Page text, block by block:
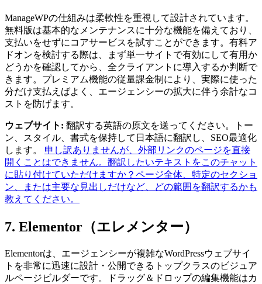
ManageWPの仕組みは柔軟性を重視して設計されています。
無料版は基本的なメンテナンスに十分な機能を備えており、
支払いをせずにコアサービスを試すことができます。有料ア
ドオンを検討する際は、まず単一サイトで有効にして有用か
どうかを確認してから、全クライアントに導入するか判断で
きます。プレミアム機能の従量課金制により、実際に使った
分だけ支払えばよく、エージェンシーの拡大に伴う余計なコ
ストを防げます。
ウェブサイト: 翻訳する英語の原文を送ってください。トー
ン、スタイル、書式を保持して日本語に翻訳し、SEO最適化
します。 申し訳ありませんが、外部リンクのページを直接
開くことはできません。翻訳したいテキストをこのチャット
に貼り付けていただけますか？ページ全体、特定のセクショ
ン、または主要な見出しだけなど、どの範囲を翻訳するかも
教えてください。
7. Elementor（エレメンター）
Elementorは、エージェンシーが複雑なWordPressウェブサイ
トを非常に迅速に設計・公開できるトップクラスのビジュア
ルページビルダーです。ドラッグ＆ドロップの編集機能はカ